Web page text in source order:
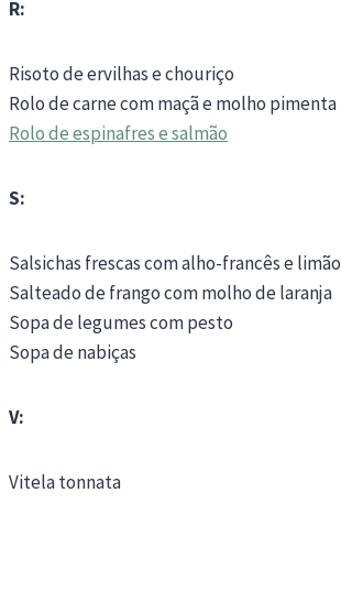
R:
Risoto de ervilhas e chouriço
Rolo de carne com maçã e molho pimenta
Rolo de espinafres e salmão
S:
Salsichas frescas com alho-francês e limão
Salteado de frango com molho de laranja
Sopa de legumes com pesto
Sopa de nabiças
V:
Vitela tonnata